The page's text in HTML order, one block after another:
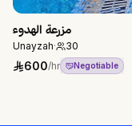
مزرعة الهدوء
Unayzah· 30
600/hr Negotiable